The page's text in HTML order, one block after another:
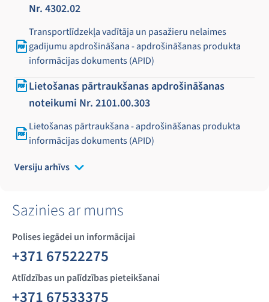
Nr. 4302.02
Transportlīdzekļa vadītāja un pasažieru nelaimes
gadījumu apdrošināšana - apdrošināšanas produkta
informācijas dokuments (APID)
Lietošanas pārtraukšanas apdrošināšanas
noteikumi Nr. 2101.00.303
Lietošanas pārtraukšana - apdrošināšanas produkta
informācijas dokuments (APID)
Versiju arhīvs
Sazinies ar mums
Polises iegādei un informācijai
+371 67522275
Atlīdzības un palīdzības pieteikšanai
+371 67533375